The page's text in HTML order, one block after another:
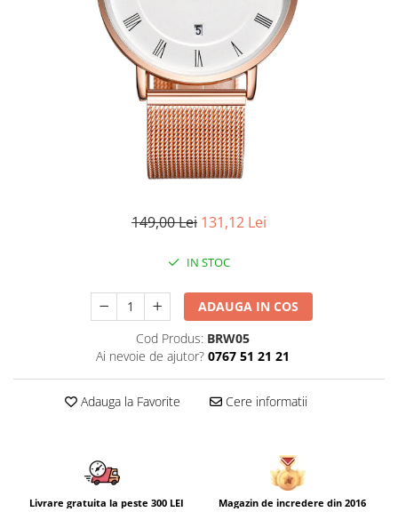
149,00 Lei 131,12 Lei
IN STOC
ADAUGA IN COS
Cod Produs: BRW05
Ai nevoie de ajutor? 0767 51 21 21
Adauga la Favorite Cere informatii
Livrare gratuita la peste 300 LEI Magazin de incredere din 2016